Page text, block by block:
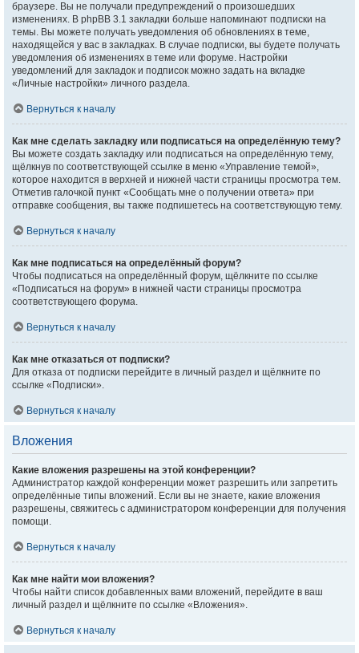
браузере. Вы не получали предупреждений о произошедших
изменениях. В phpBB 3.1 закладки больше напоминают подписки на
темы. Вы можете получать уведомления об обновлениях в теме,
находящейся у вас в закладках. В случае подписки, вы будете получать
уведомления об изменениях в теме или форуме. Настройки
уведомлений для закладок и подписок можно задать на вкладке
«Личные настройки» личного раздела.
Вернуться к началу
Как мне сделать закладку или подписаться на определённую тему?
Вы можете создать закладку или подписаться на определённую тему,
щёлкнув по соответствующей ссылке в меню «Управление темой»,
которое находится в верхней и нижней части страницы просмотра тем.
Отметив галочкой пункт «Сообщать мне о получении ответа» при
отправке сообщения, вы также подпишетесь на соответствующую тему.
Вернуться к началу
Как мне подписаться на определённый форум?
Чтобы подписаться на определённый форум, щёлкните по ссылке
«Подписаться на форум» в нижней части страницы просмотра
соответствующего форума.
Вернуться к началу
Как мне отказаться от подписки?
Для отказа от подписки перейдите в личный раздел и щёлкните по
ссылке «Подписки».
Вернуться к началу
Вложения
Какие вложения разрешены на этой конференции?
Администратор каждой конференции может разрешить или запретить
определённые типы вложений. Если вы не знаете, какие вложения
разрешены, свяжитесь с администратором конференции для получения
помощи.
Вернуться к началу
Как мне найти мои вложения?
Чтобы найти список добавленных вами вложений, перейдите в ваш
личный раздел и щёлкните по ссылке «Вложения».
Вернуться к началу